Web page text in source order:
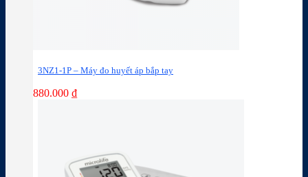
3NZ1-1P – Máy đo huyết áp bắp tay
880.000 ₫